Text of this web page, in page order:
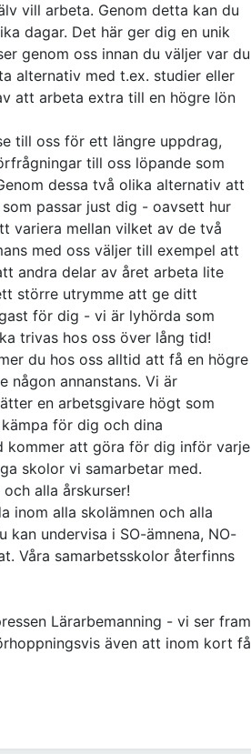
vill arbeta. Genom detta kan du
dagar. Det här ger dig en unik
genom oss innan du väljer var du
alternativ med t.ex. studier eller
att arbeta extra till en högre lön
till oss för ett längre uppdrag,
till oss löpande som
dessa två olika alternativ att
passar just dig - oavsett hur
variera mellan vilket av de två
med oss väljer till exempel att
andra delar av året arbeta lite
större utrymme att ge ditt
för dig - vi är lyhörda som
trivas hos oss över lång tid!
du hos oss alltid att få en högre
någon annanstans. Vi är
en arbetsgivare högt som
för dig och dina
kommer att göra för dig inför varje
skolor vi samarbetar med.
alla årskurser!
inom alla skolämnen och alla
undervisa i SO-ämnena, NO-
Våra samarbetsskolor återfinns
Lärarbemanning - vi ser fram
även att inom kort få